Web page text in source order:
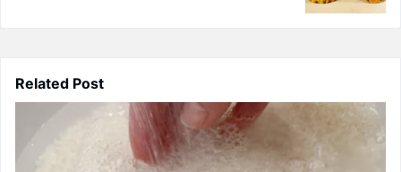
Related Post